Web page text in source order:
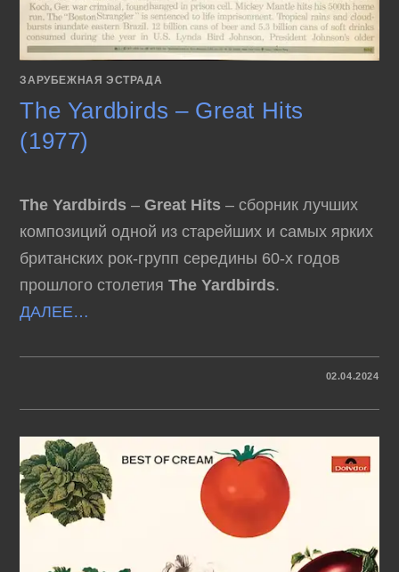
ЗАРУБЕЖНАЯ ЭСТРАДА
The Yardbirds – Great Hits
(1977)
The Yardbirds –Great Hits – сборник лучших
композиций одной из старейших и самых ярких
британских рок-групп середины 60-х годов
прошлого столетияThe Yardbirds.
ДАЛЕЕ…
YARDBIRDS
(1977)
02.04.2024